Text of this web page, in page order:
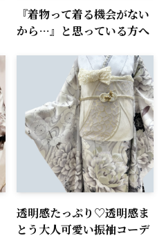
『着物って着る機会がない
から…』と思っている方へ
透明感たっぷり♡透明感ま
とう大人可愛い振袖コーデ